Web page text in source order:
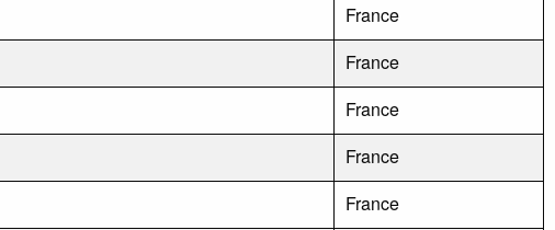
France
France
France
France
France